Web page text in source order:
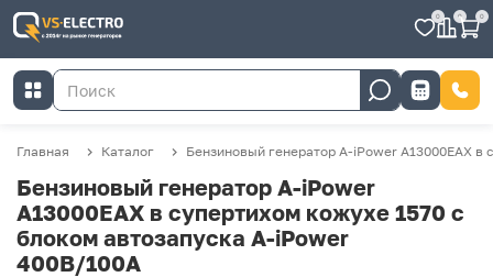
0 0 0
Главная Каталог Бензиновый генератор A-iPower A13000EAX
Бензиновый генератор A-iPower
A13000EAX в супертихом кожухе 1570 с
блоком автозапуска A-iPower
400В/100А